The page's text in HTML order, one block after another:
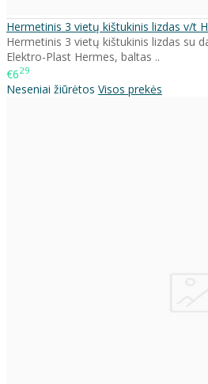
Hermetinis 3 vietų kištukinis lizdas v/t
Hermetinis 3 vietų kištukinis lizdas su
Elektro-Plast Hermes, baltas ..
€629
Neseniai žiūrėtos Visos prekės